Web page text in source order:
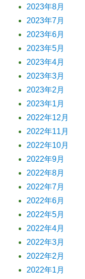
2023年8月
2023年7月
2023年6月
2023年5月
2023年4月
2023年3月
2023年2月
2023年1月
2022年12月
2022年11月
2022年10月
2022年9月
2022年8月
2022年7月
2022年6月
2022年5月
2022年4月
2022年3月
2022年2月
2022年1月